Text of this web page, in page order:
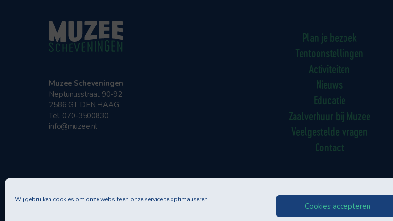
Wij gebruiken cookies om onze website en onze service te optimaliseren.
Cookies accepteren
Muzee Scheveningen
Neptunusstraat 90-92
2586 GT DEN HAAG
Tel. 070-3500830
info@muzee.nl
Plan je bezoek
Tentoonstellingen
Activiteiten
Nieuws
Educatie
Zaalverhuur bij Muzee
Veelgestelde vragen
Contact